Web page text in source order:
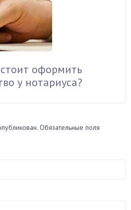
оформить
у нотариуса?
Обязательные поля